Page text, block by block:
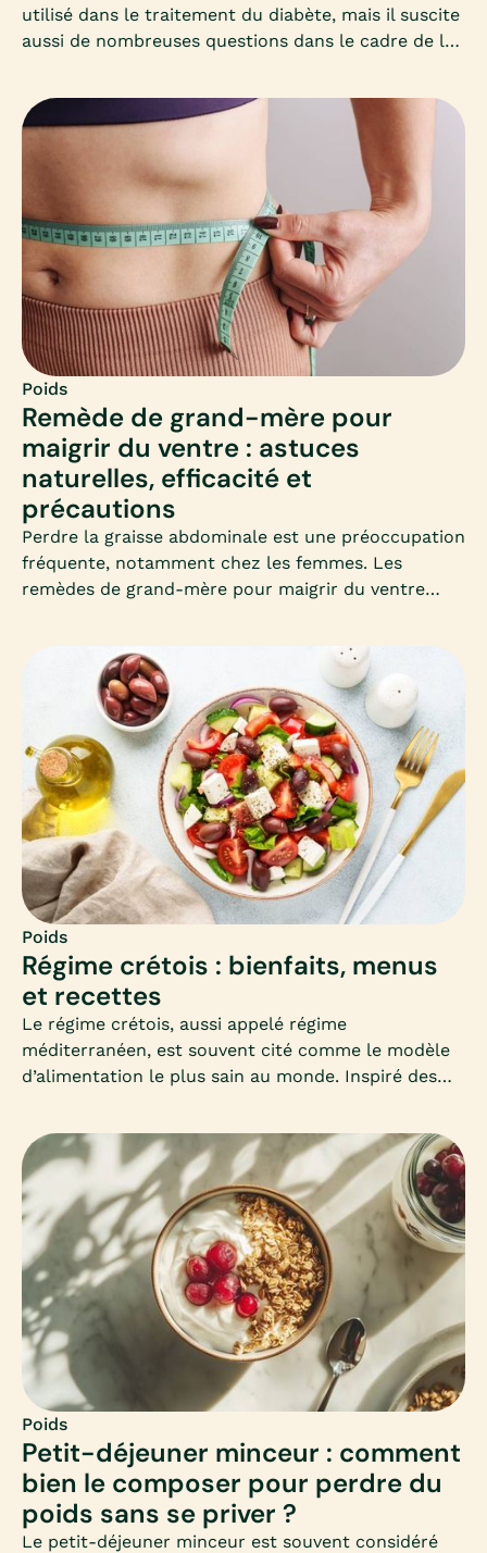
utilisé dans le traitement du diabète, mais il suscite
aussi de nombreuses questions dans le cadre de la
panorama clair et adapté, à destination des femmes
qui souhaitent perdre du poids et s’interrogent sur
Poids
Remède de grand-mère pour
maigrir du ventre : astuces
naturelles, efficacité et
précautions
Perdre la graisse abdominale est une préoccupation
fréquente, notamment chez les femmes. Les
remèdes de grand-mère pour maigrir du ventre
Mais que valent-ils vraiment ? Découvrons
ensemble les astuces les plus connues, leur
efficacité et les précautions à connaître.
Poids
Régime crétois : bienfaits, menus
et recettes
Le régime crétois, aussi appelé régime
méditerranéen, est souvent cité comme le modèle
d’alimentation le plus sain au monde. Inspiré des
simplicité, les produits frais et les bonnes graisses.
Mais peut-il vraiment aider à maigrir ? Comment
l’adapter en hiver ? Voici un guide complet pour
comprendre et adopter ce mode d’alimentation
équilibré.
Poids
Petit-déjeuner minceur : comment
bien le composer pour perdre du
poids sans se priver ?
Le petit-déjeuner minceur est souvent considéré